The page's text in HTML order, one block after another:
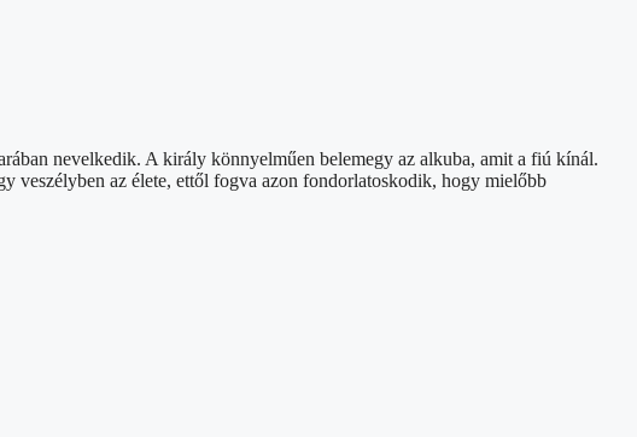
nevelkedik. A király könnyelműen belemegy az alkuba, amit a fiú kínál.
veszélyben az élete, ettől fogva azon fondorlatoskodik, hogy mielőbb